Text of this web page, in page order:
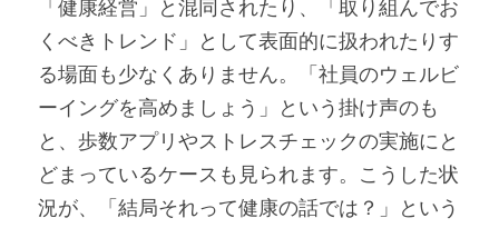
「健康経営」と混同されたり、「取り組んでお
くべきトレンド」として表面的に扱われたりす
る場面も少なくありません。「社員のウェルビ
ーイングを高めましょう」という掛け声のも
と、歩数アプリやストレスチェックの実施にと
どまっているケースも見られます。こうした状
況が、「結局それって健康の話では？」という